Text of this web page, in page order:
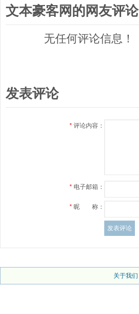
文本豪客网的网友评论
无任何评论信息！
发表评论
* 评论内容：
* 电子邮箱：
* 昵 称：
关于我们